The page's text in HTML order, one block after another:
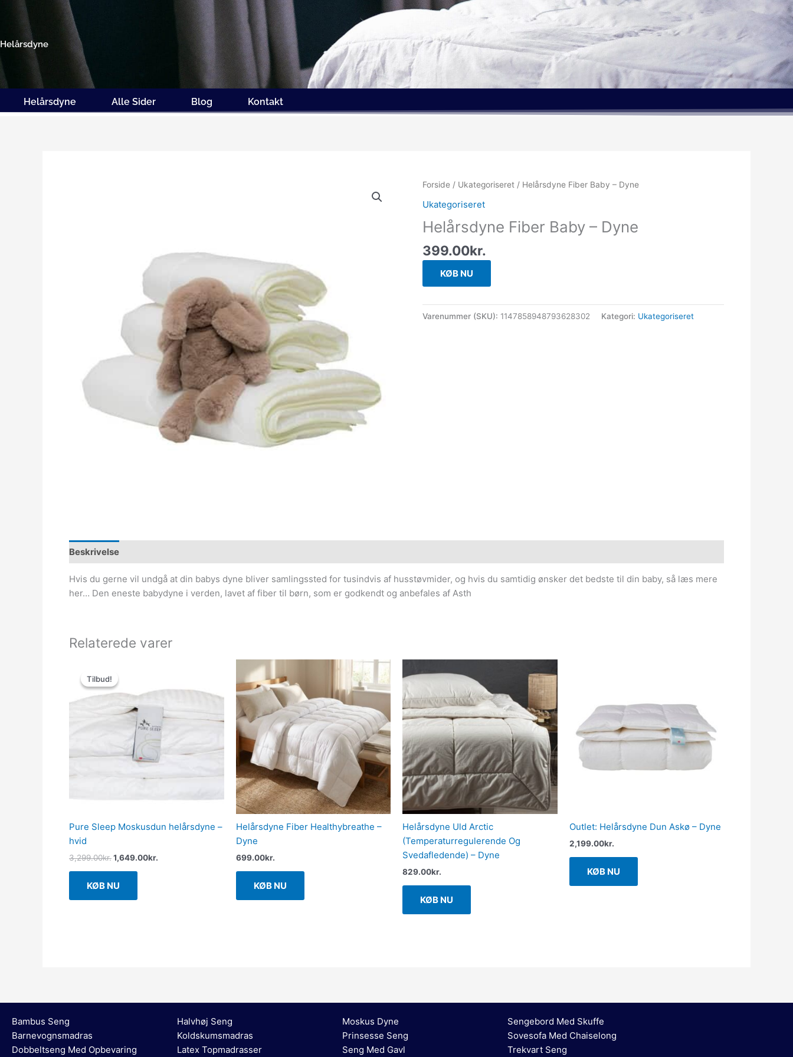
indholdet
Helårsdyne
Helårsdyne Alle Sider Blog Kontakt
Forside / Ukategoriseret / Helårsdyne Fiber Baby – Dyne
Ukategoriseret
Helårsdyne Fiber Baby – Dyne
399.00kr.
KØB NU
Varenummer (SKU): 1147858948793628302 Kategori: Ukategoriseret
Beskrivelse
Hvis du gerne vil undgå at din babys dyne bliver samlingssted for tusindvis af husstøvmider, og hvis du samtidig ønsker det bedste til din baby, så læs mere
her… Den eneste babydyne i verden, lavet af fiber til børn, som er godkendt og anbefales af Asth
Relaterede varer
Tilbud!
Tilbud!
Pure Sleep Moskusdun helårsdyne –
hvid
3,299.00kr.
pris
var:
3,299.00kr..
1,649.00kr.
KØB NU
Helårsdyne Fiber Healthybreathe –
Dyne
699.00kr.
KØB NU
Helårsdyne Uld Arctic
(Temperaturregulerende Og
Svedafledende) – Dyne
829.00kr.
KØB NU
Outlet: Helårsdyne Dun Askø – Dyne
2,199.00kr.
KØB NU
Bambus Seng
Barnevognsmadras
Dobbeltseng Med Opbevaring
Halvhøj Seng
Koldskumsmadras
Latex Topmadrasser
Moskus Dyne
Prinsesse Seng
Seng Med Gavl
Sengebord Med Skuffe
Sovesofa Med Chaiselong
Trekvart Seng